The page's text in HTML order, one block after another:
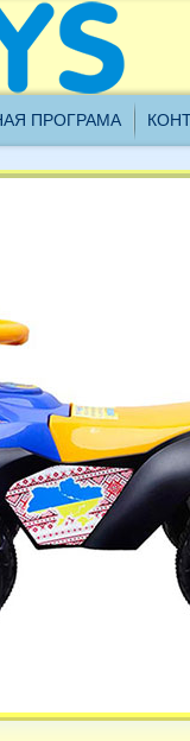
ПРОГРАМА
клієнти, наш
до